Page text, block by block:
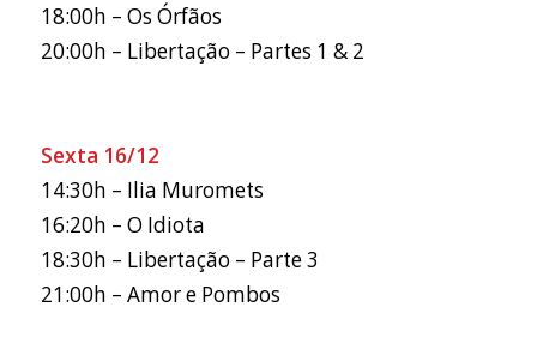
18:00h – Os Órfãos
20:00h – Libertação – Partes 1 & 2
Sexta 16/12
14:30h – Ilia Muromets
16:20h – O Idiota
18:30h – Libertação – Parte 3
21:00h – Amor e Pombos